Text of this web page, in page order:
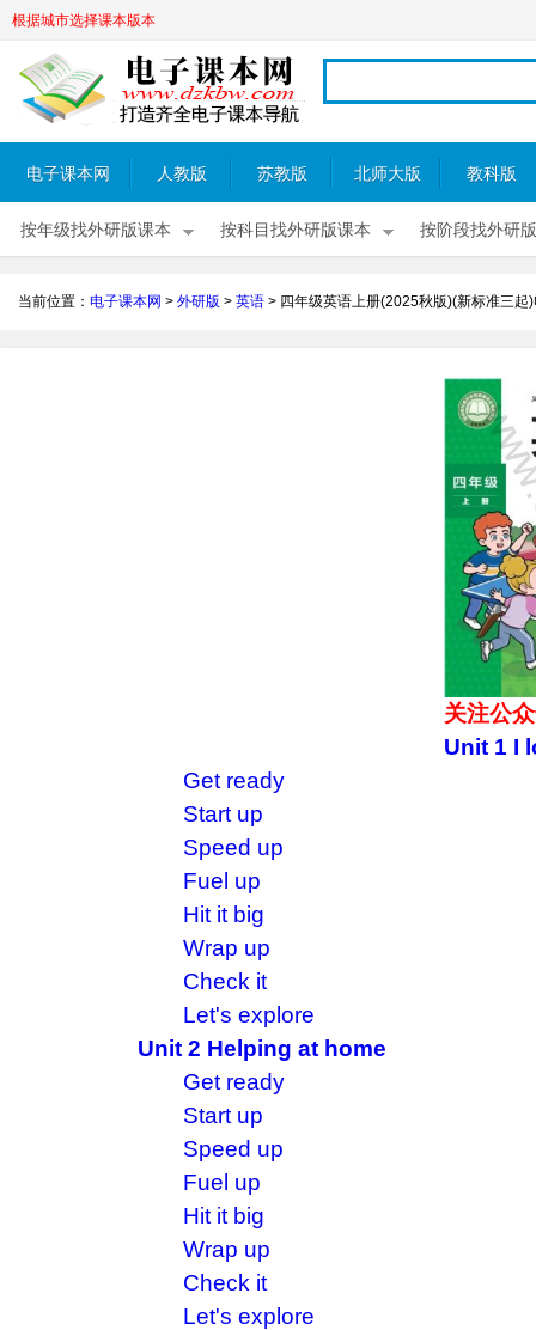
根据城市选择课本版本
电子课本网 人教版 苏教版 北师大版 教科版
按年级找外研版课本 按科目找外研版课本 按阶段找外研
当前位置： 电子课本网 > 外研版 > 英语 > 四年级英语上册(2025秋版)(新标准三
关注公
Unit 1 I
Get ready
Start up
Speed up
Fuel up
Hit it big
Wrap up
Check it
Let's explore
Unit 2 Helping at home
Get ready
Start up
Speed up
Fuel up
Hit it big
Wrap up
Check it
Let's explore